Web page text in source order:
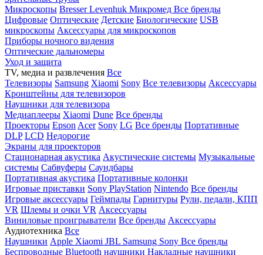
Микроскопы BresserLevenhuk Микромед Все бренды
Цифровые Оптические Детские Биологические USB
микроскопы Аксессуары для микроскопов
Приборы ночного видения
Оптические дальномеры
Уход и защита
TV, медиа и развлечения Все
Телевизоры Samsung Xiaomi Sony Все телевизоры Аксессуары
Кронштейны для телевизоров
Наушники для телевизора
Медиаплееры Xiaomi Dune Все бренды
Проекторы Epson Acer Sony LG Все бренды Портативные
DLP LCD Недорогие
Экраны для проекторов
Стационарная акустика Акустические системы Музыкальные
системы Сабвуферы Саундбары
Портативная акустика Портативные колонки
Игровые приставки Sony PlayStation Nintendo Все бренды
Игровые аксессуары Геймпады Гарнитуры Рули, педали, КПП
VR Шлемы и очки VR Аксессуары
Виниловые проигрыватели Все бренды Аксессуары
Аудиотехника Все
Наушники Apple Xiaomi JBL Samsung Sony Все бренды
Беспроводные Bluetooth наушники Накладные наушники